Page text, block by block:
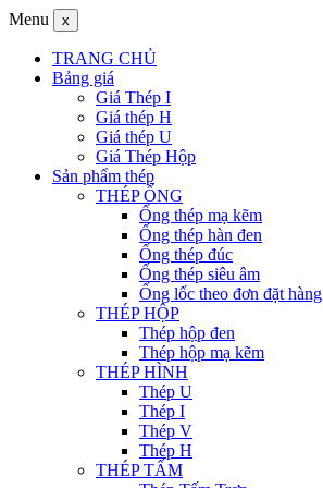
Menu x
TRANG CHỦ
Bảng giá
Giá Thép I
Giá thép H
Giá thép U
Giá Thép Hộp
Sản phẩm thép
THÉP ỐNG
Ống thép mạ kẽm
Ống thép hàn đen
Ống thép đúc
Ống thép siêu âm
Ống lốc theo đơn đặt hàng
THÉP HỘP
Thép hộp đen
Thép hộp mạ kẽm
THÉP HÌNH
Thép U
Thép I
Thép V
Thép H
THÉP TẤM